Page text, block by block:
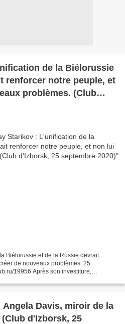
de la Biélorussie
renforcer notre peuple, et
problèmes. (Club
2020)
Biélorussie et de la Russie devrait
de nouveaux problèmes. 25
19956 Après son investiture,
Davis, miroir de la
d'Izborsk, 25